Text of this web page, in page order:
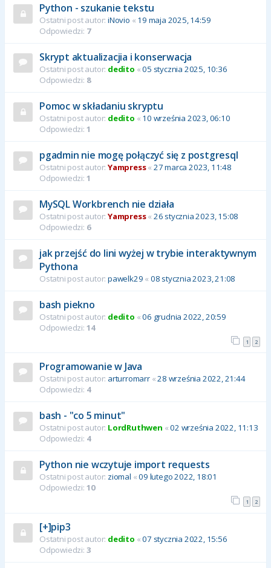
Python - szukanie tekstu
Ostatni post autor: iNovio « 19 maja 2025, 14:59
Odpowiedzi: 7
Skrypt aktualizacjia i konserwacja
Ostatni post autor: dedito «05 stycznia 2025, 10:36
Odpowiedzi: 8
Pomoc w składaniu skryptu
Ostatni post autor: dedito « 10 września 2023, 06:10
Odpowiedzi: 1
pgadmin nie mogę połączyć się z postgresql
Ostatni post autor: Yampress« 27 marca 2023, 11:48
Odpowiedzi: 1
MySQL Workbrench nie działa
Ostatni post autor: Yampress« 26 stycznia 2023, 15:08
Odpowiedzi: 6
jak przejść do lini wyżej w trybie interaktywnym
Pythona
Ostatni post autor: pawelk29 « 08 stycznia 2023, 21:08
bash piekno
Ostatni post autor: dedito «06 grudnia 2022, 20:59
Odpowiedzi: 14
1 2
Programowanie w Java
Ostatni post autor: arturromarr«28 września 2022, 21:44
Odpowiedzi: 4
bash - "co 5 minut"
Ostatni post autor: LordRuthwen «02 września 2022, 11:13
Odpowiedzi: 4
Python nie wczytuje import requests
Ostatni post autor: ziomal «09 lutego 2022, 18:01
Odpowiedzi: 10
1 2
[+]pip3
Ostatni post autor: dedito «07 stycznia 2022, 15:56
Odpowiedzi: 3